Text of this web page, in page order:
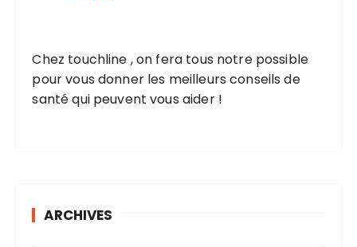
Chez touchline , on fera tous notre possible
pour vous donner les meilleurs conseils de
santé qui peuvent vous aider !
ARCHIVES